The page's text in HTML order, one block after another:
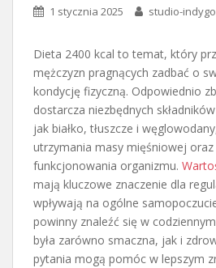
1 stycznia 2025 studio-
Dieta 2400 kcal to temat, który
mężczyzn pragnących zadbać o
kondycję fizyczną. Odpowiednio
dostarcza niezbędnych
jak białko, tłuszcze i
utrzymania masy mięśniowej
funkcjonowania organizmu.
mają kluczowe znaczenie dla
wpływają na ogólne
powinny znaleźć się w
była zarówno smaczna, jak i
pytania mogą pomóc w lepszym